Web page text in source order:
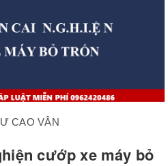
CAO VÂN
cướp xe máy bỏ